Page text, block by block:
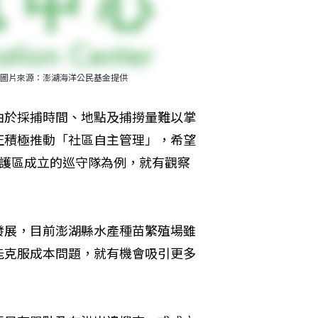
片來源：澎湖海洋公民基金提供
採捕時間、地點及捕撈量難以掌
極推動「社區自主管理」，希望
區成立的巡守隊為例，就有觀察
，目前澎湖縣水產種苗繁殖場雖
服成本問題，就有機會吸引更多